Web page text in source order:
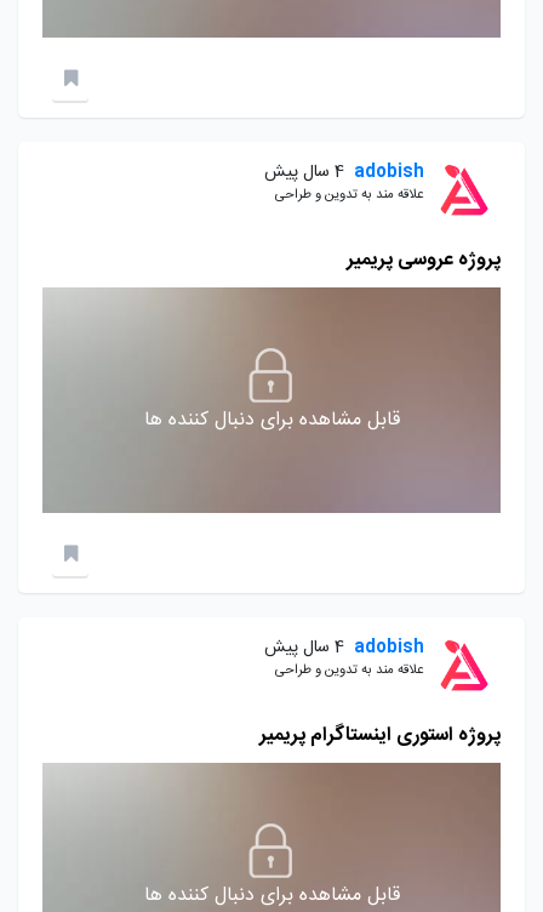
adobish 4 سال پیش
علاقه مند به تدوین و طراحی
پروژه عروسی پریمیر
قابل مشاهده برای دنبال کننده ها
adobish 4 سال پیش
علاقه مند به تدوین و طراحی
پروژه استوری اینستاگرام پریمیر
قابل مشاهده برای دنبال کننده ها